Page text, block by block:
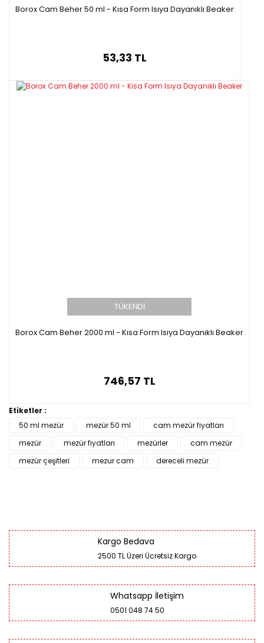
Borox Cam Beher 50 ml - Kısa Form Isıya Dayanıklı Beaker
53,33 TL
TÜKENDİ
Borox Cam Beher 2000 ml - Kısa Form Isıya Dayanıklı Beaker
746,57 TL
Etiketler :
50 ml mezür
mezür 50 ml
cam mezür fiyatları
mezür
mezür fiyatları mezürler
cam mezür
mezür çeşitleri
mezur cam dereceli mezür
Kargo Bedava
2500 TL Üzeri Ücretsiz Kargo
Whatsapp İletişim
0501 048 74 50